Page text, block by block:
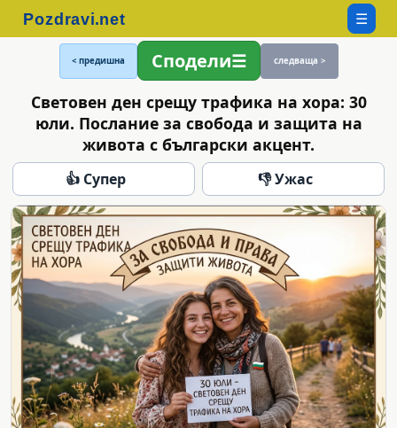
☰
< предишна Сподели следваща >
Световен ден срещу трафика на хора: 30
юли. Послание за свобода и защита на
живота с български акцент.
👍 Супер 👎 Ужас